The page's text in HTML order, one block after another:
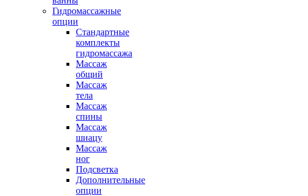
Гидромассажные
опции
Стандартные
комплекты
гидромассажа
Массаж
общий
Массаж
тела
Массаж
спины
Массаж
шиацу
Массаж
ног
Подсветка
Дополнительные
опции